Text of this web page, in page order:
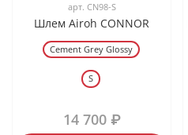
арт. CN98-S
Шлем Airoh CONNOR
Cement Grey Glossy
S
14 700 ₽